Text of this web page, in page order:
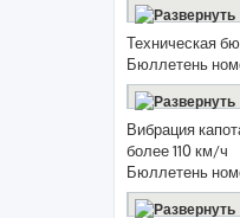
Техническая
Бюллетень
Вибрация
более 110 км/ч
Бюллетень